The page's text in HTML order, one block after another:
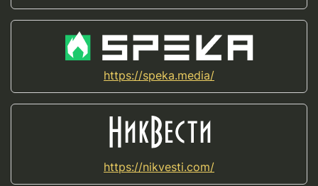
https://speka.media/
https://nikvesti.com/